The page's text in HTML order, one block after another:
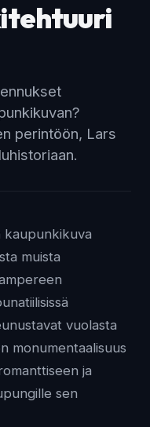
perintöön, Lars
kaupunkikuva
muista
vuolasta
monumentaalisuus
ja
sen